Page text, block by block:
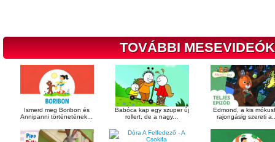
TOVÁBBI
Ismerd meg Boribon és
Annipanni történetének...
Babóca kap egy szuper új
rollert, de a nagy...
Edmond, a kis
rajongásig szereti